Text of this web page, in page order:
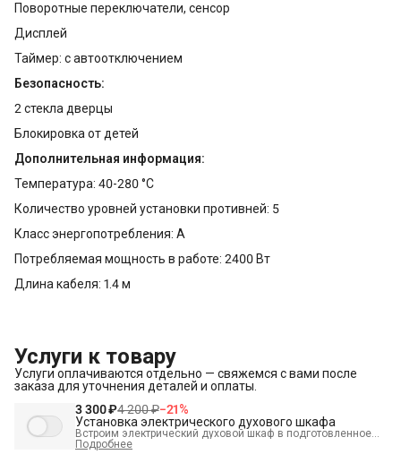
Поворотные переключатели, сенсор
Дисплей
Таймер: с автоотключением
Безопасность:
2 стекла дверцы
Блокировка от детей
Дополнительная информация:
Температура: 40-280 °C
Количество уровней установки противней: 5
Класс энергопотребления: A
Потребляемая мощность в работе: 2400 Вт
Длина кабеля: 1.4 м
Услуги к товару
Услуги оплачиваются отдельно — свяжемся с вами после
заказа для уточнения деталей и оплаты.
3 300 ₽4 200 ₽−21%
Установка электрического духового шкафа
Встроим электрический духовой шкаф в подготовленное
место и подключим к электрике.
Подробнее